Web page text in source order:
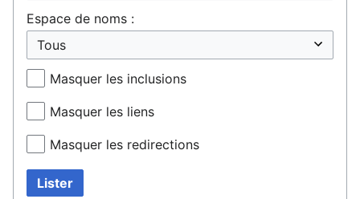
Espace de noms :
Masquer les inclusions
Masquer les liens
Masquer les redirections
Lister